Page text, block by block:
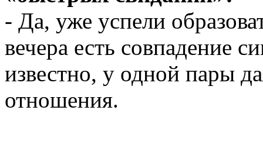
- Да, уже успели
вечера есть совпадение
известно, у одной пары
отношения.